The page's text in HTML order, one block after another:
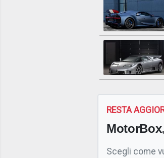
RESTA
MotorBox
Scegli come